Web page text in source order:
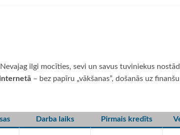
ilgi mocīties, sevi un savus tuviniekus
– bez papīru „vākšanas”, došanās uz
Darba laiks Pirmais kredīts